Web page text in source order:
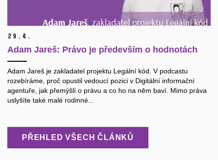
29. 4.
Adam Jareš: Právo je především o hodnotách
Adam Jareš je zakladatel projektu Legální kód. V podcastu
rozebíráme, proč opustil vedoucí pozici v Digitální informační
agentuře, jak přemýšlí o právu a co ho na něm baví. Mimo práva
uslyšíte také malé rodinné...
PŘEHLED VŠECH ČLÁNKŮ